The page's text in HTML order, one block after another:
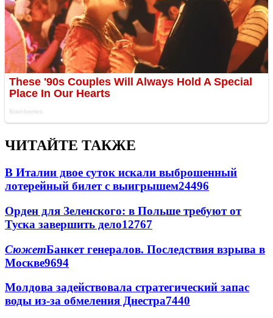
ЧИТАЙТЕ ТАКЖЕ
В Италии двое суток искали выброшенный
лотерейный билет с выигрышем24496
Орден для Зеленского: в Польше требуют от
Туска завершить дело12767
СюжетБанкет генералов. Последствия взрыва в
Москве9694
Молдова задействовала стратегический запас
воды из-за обмеления Днестра7440